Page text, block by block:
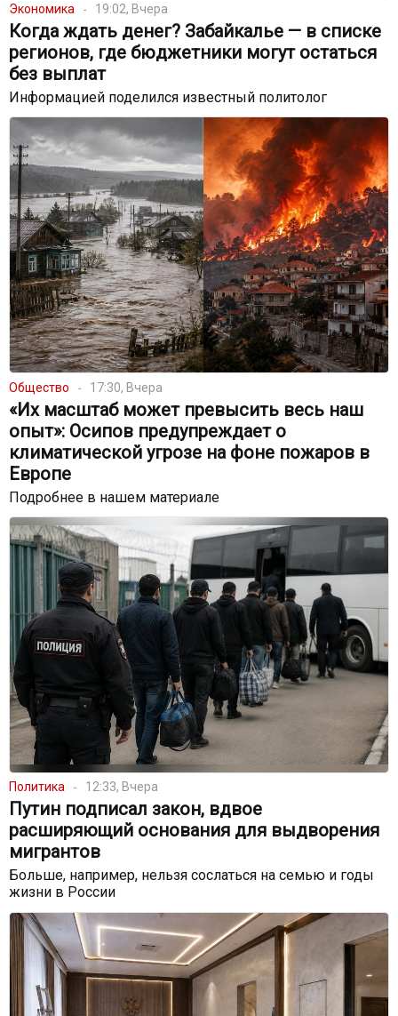
Экономика 19:02, Вчера
Когда ждать денег? Забайкалье — в списке
регионов, где бюджетники могут остаться
без выплат
Информацией поделился известный политолог
Общество 17:30, Вчера
«Их масштаб может превысить весь наш
опыт»: Осипов предупреждает о
климатической угрозе на фоне пожаров в
Европе
Подробнее в нашем материале
Политика 12:33, Вчера
Путин подписал закон, вдвое
расширяющий основания для выдворения
мигрантов
Больше, например, нельзя сослаться на семью и годы
жизни в России